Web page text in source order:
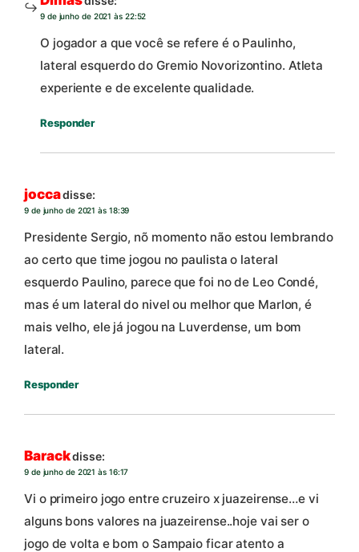
9 de junho de 2021 às 22:52
O jogador a que você se refere é o Paulinho,
lateral esquerdo do Gremio Novorizontino. Atleta
experiente e de excelente qualidade.
Responder
joccadisse:
9 de junho de 2021 às 18:39
Presidente Sergio, nõ momento não estou lembrando
ao certo que time jogou no paulista o lateral
esquerdo Paulino, parece que foi no de Leo Condé,
mas é um lateral do nivel ou melhor que Marlon, é
mais velho, ele já jogou na Luverdense, um bom
lateral.
Responder
Barackdisse:
9 de junho de 2021 às 16:17
Vi o primeiro jogo entre cruzeiro x juazeirense…e vi
alguns bons valores na juazeirense..hoje vai ser o
jogo de volta e bom o Sampaio ficar atento a